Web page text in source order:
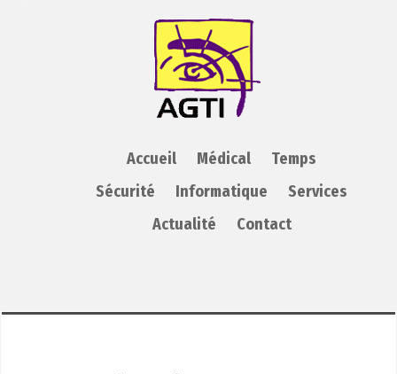
AGTI
Accueil Médical
Temps
Sécurité
Informatique
Services
Actualité
Contact